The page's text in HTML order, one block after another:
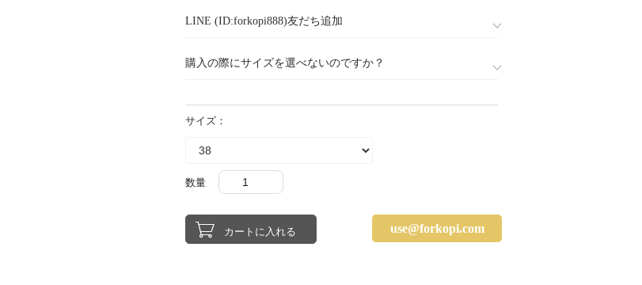
LINE (ID:forkopi888)友だち追加
購入の際にサイズを選べないのですか？
サイズ：
数量
use@forkopi.com